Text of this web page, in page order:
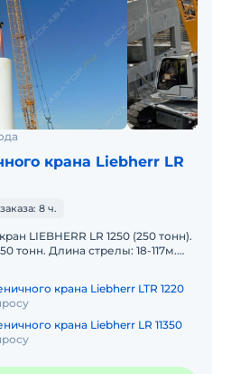
крана Liebherr LR
8 ч.
LIEBHERR LR 1250 (250 тонн).
18-117м.
крана Liebherr LTR 1220
крана Liebherr LR 11350